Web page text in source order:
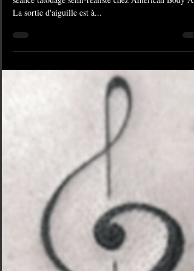
Tatouage semi-réaliste : Prenez rendez-vous pour
La sortie d'aiguille est à...